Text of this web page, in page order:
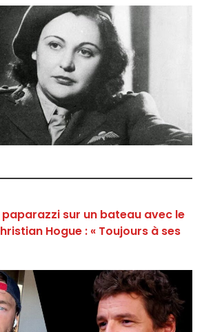
paparazzi sur un bateau avec le
Hogue : « Toujours à ses